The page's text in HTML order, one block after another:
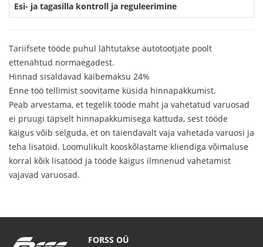
Esi- ja tagasilla kontroll ja reguleerimine
Tariifsete tööde puhul lähtutakse autotootjate poolt
ettenähtud normaegadest.
Hinnad sisaldavad käibemaksu 24%
Enne töö tellimist soovitame küsida hinnapakkumist.
Peab arvestama, et tegelik tööde maht ja vahetatud varuosad
ei pruugi täpselt hinnapakkumisega kattuda, sest tööde
käigus võib selguda, et on täiendavalt vaja vahetada varuosi ja
teha lisatöid. Loomulikult kooskõlastame kliendiga võimaluse
korral kõik lisatööd ja tööde käigus ilmnenud vahetamist
vajavad varuosad.
FORSS OÜ